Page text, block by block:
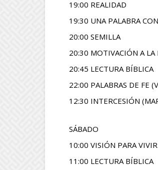
19:00 REALIDAD
19:30 UNA PALABRA
20:00 SEMILLA
20:30 MOTIVACIÓN A LA
20:45 LECTURA BÍBLICA
22:00 PALABRAS DE FE
12:30 INTERCESIÓN
SÁBADO
10:00 VISIÓN PARA VIVIR
11:00 LECTURA BÍBLICA